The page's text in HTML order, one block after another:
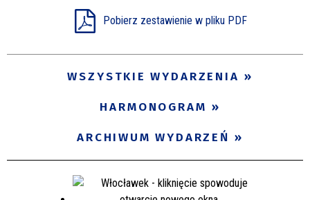
Pobierz zestawienie w pliku PDF
WSZYSTKIE WYDARZENIA
HARMONOGRAM
ARCHIWUM WYDARZEŃ